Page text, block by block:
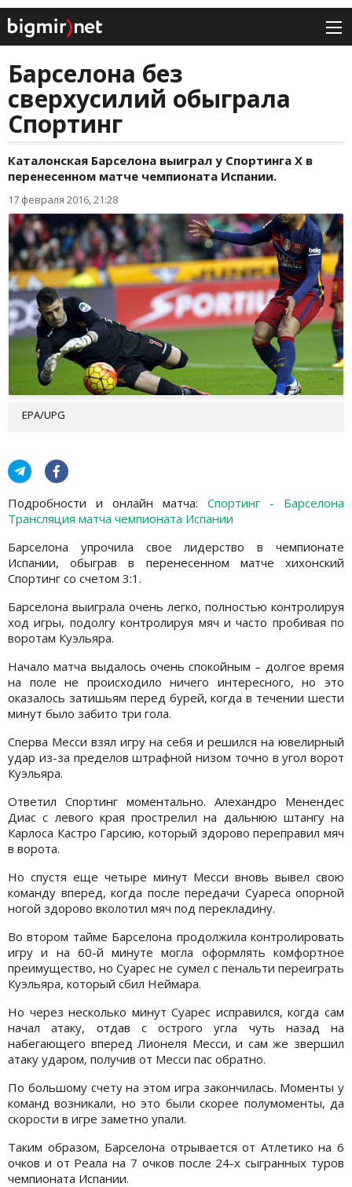
Барселона без
сверхусилий обыграла
Спортинг
Каталонская Барселона выиграл у Спортинга Х в
перенесенном матче чемпионата Испании.
17 февраля 2016, 21:28
EPA/UPG
Подробности и онлайн матча: Спортинг - Барселона
Трансляция матча чемпионата Испании
Барселона упрочила свое лидерство в чемпионате
Испании, обыграв в перенесенном матче хихонский
Спортинг со счетом 3:1.
Барселона выиграла очень легко, полностью контролируя
ход игры, подолгу контролируя мяч и часто пробивая по
воротам Куэльяра.
Начало матча выдалось очень спокойным – долгое время
на поле не происходило ничего интересного, но это
оказалось затишьям перед бурей, когда в течении шести
минут было забито три гола.
Сперва Месси взял игру на себя и решился на ювелирный
удар из-за пределов штрафной низом точно в угол ворот
Куэльяра.
Ответил Спортинг моментально. Алехандро Менендес
Диас с левого края прострелил на дальнюю штангу на
Карлоса Кастро Гарсию, который здорово переправил мяч
в ворота.
Но спустя еще четыре минут Месси вновь вывел свою
команду вперед, когда после передачи Суареса опорной
ногой здорово вколотил мяч под перекладину.
Во втором тайме Барселона продолжила контролировать
игру и на 60-й минуте могла оформлять комфортное
преимущество, но Суарес не сумел с пенальти переиграть
Куэльяра, который сбил Неймара.
Но через несколько минут Суарес исправился, когда сам
начал атаку, отдав с острого угла чуть назад на
набегающего вперед Лионеля Месси, и сам же звершил
атаку ударом, получив от Месси пас обратно.
По большому счету на этом игра закончилась. Моменты у
команд возникали, но это были скорее полумоменты, да
скорости в игре заметно упали.
Таким образом, Барселона отрывается от Атлетико на 6
очков и от Реала на 7 очков после 24-х сыгранных туров
чемпионата Испании.